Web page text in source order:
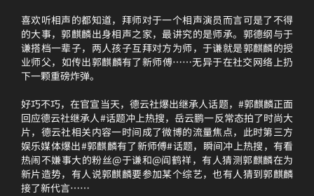
喜欢听相声的都知道，拜师对于一个相声演员而言可是了不得
的大事，郭麒麟出身相声之家，最讲究的是师承。郭德纲与于
谦搭档一辈子，两人孩子互拜对方为师，于谦就是郭麒麟的授
业师父，如传出郭麒麟有了新师傅……无异于在社交网络上扔
下一颗重磅炸弹。
好巧不巧，在官宣当天，德云社爆出继承人话题，#郭麒麟正面
回应德云社继承人#话题冲上热搜，岳云鹏一反常态拍了时尚大
片，德云社相关内容一时间成了微博的流量焦点，此时第三方
娱乐媒体爆出#郭麒麟有了新师傅#话题，瞬间冲上热搜，有看
热闹不嫌事大的粉丝@于谦和@阎鹤祥，有人猜测郭麒麟在为
新片造势，有人说郭麒麟要参加某个综艺，也有人猜到郭麒麟
接了新代言……